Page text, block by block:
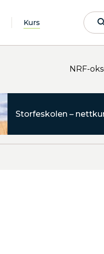
Kurs
NRF-
Storfeskolen –